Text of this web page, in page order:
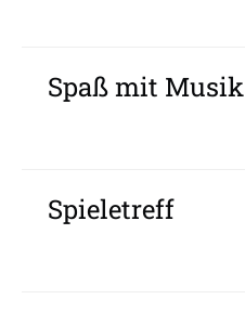
Spaß mit Musik
Spieletreff